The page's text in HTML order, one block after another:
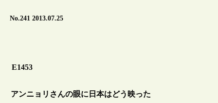
No.241 2013.07.25
E1453
アンニョリさんの眼に日本はどう映った